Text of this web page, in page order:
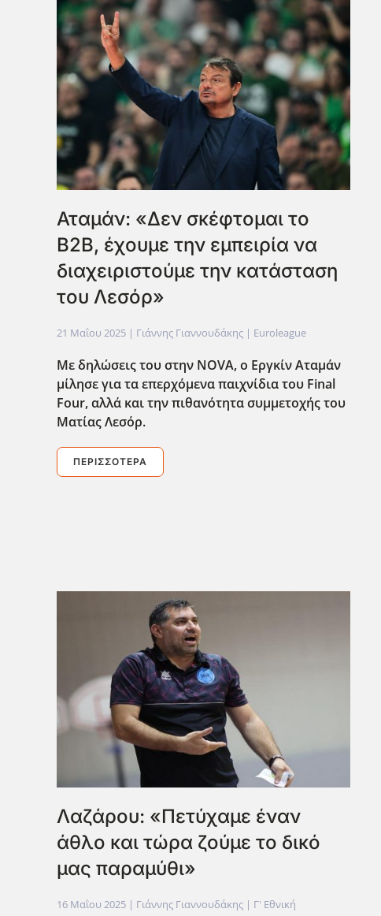
Αταμάν: «Δεν σκέφτομαι το
B2B, έχουμε την εμπειρία να
διαχειριστούμε την κατάσταση
του Λεσόρ»
21 Μαΐου 2025 | Γιάννης Γιαννουδάκης | Euroleague
Με δηλώσεις του στην NOVA, ο Εργκίν Αταμάν
μίλησε για τα επερχόμενα παιχνίδια του Final
Four, αλλά και την πιθανότητα συμμετοχής του
Ματίας Λεσόρ.
ΠΕΡΙΣΣΌΤΕΡΑ
Λαζάρου: «Πετύχαμε έναν
άθλο και τώρα ζούμε το δικό
μας παραμύθι»
16 Μαΐου 2025 | Γιάννης Γιαννουδάκης | Γ' Εθνική